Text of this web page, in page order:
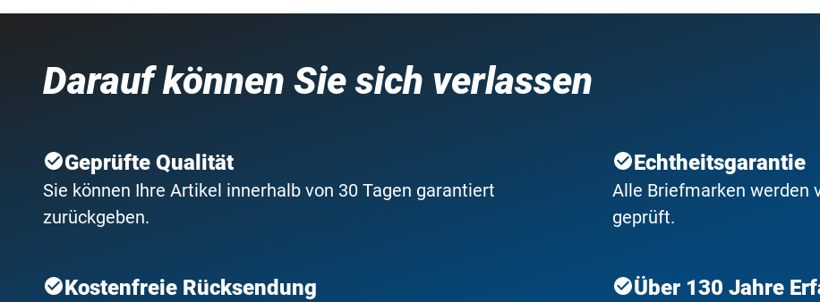
Darauf können Sie sich verlassen
Geprüfte Qualität
Sie können Ihre Artikel innerhalb von 30 Tagen garantiert
zurückgeben.
Echtheitsgarantie
Alle Briefmarken werden
geprüft.
Kostenfreie Rücksendung Über 130 Jahre